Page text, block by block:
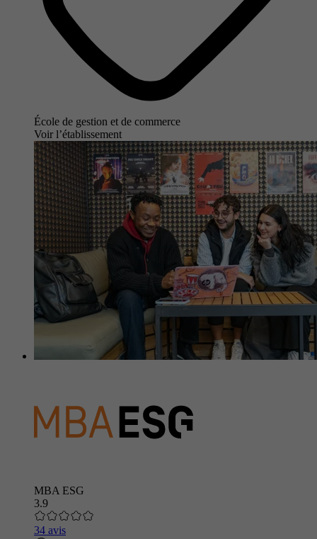
École de gestion et de commerce
Voir l’établissement
MBA ESG
3.9
34 avis